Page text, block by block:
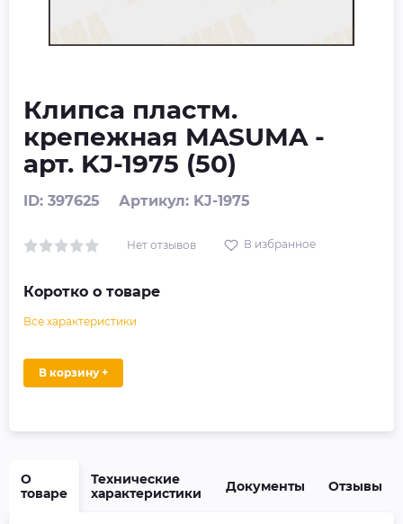
Клипса пластм.
крепежная MASUMA -
арт. KJ-1975 (50)
ID: 397625 Артикул: KJ-1975
Нет отзывов В избранное
Коротко о товаре
Все характеристики
В корзину +
О
товаре
Технические
характеристики
Документы Отзывы